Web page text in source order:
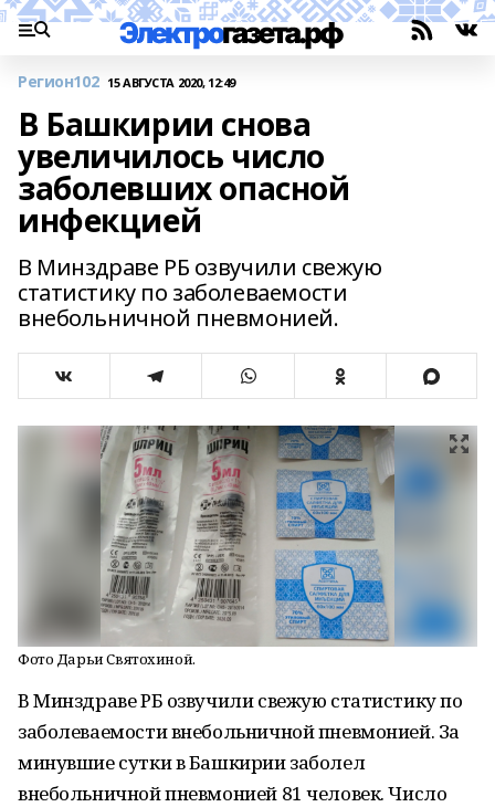
Регион102 15 АВГУСТА 2020, 12:49
В Башкирии снова
увеличилось число
заболевших опасной
инфекцией
В Минздраве РБ озвучили свежую
статистику по заболеваемости
внебольничной пневмонией.
Фото Дарьи Святохиной.
В Минздраве РБ озвучили свежую статистику по
заболеваемости внебольничной пневмонией. За
минувшие сутки в Башкирии заболел
внебольничной пневмонией 81 человек. Число